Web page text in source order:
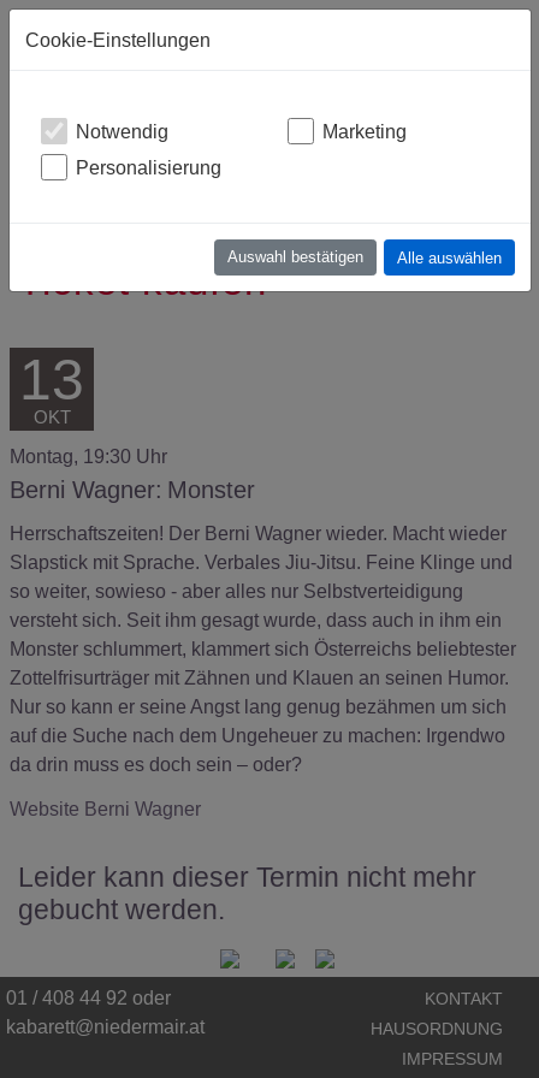
Ticket kaufen
13
OKT
Montag, 19:30 Uhr
Berni Wagner: Monster
Herrschaftszeiten! Der Berni Wagner wieder. Macht wieder
Slapstick mit Sprache. Verbales Jiu-Jitsu. Feine Klinge und
so weiter, sowieso - aber alles nur Selbstverteidigung
versteht sich. Seit ihm gesagt wurde, dass auch in ihm ein
Monster schlummert, klammert sich Österreichs beliebtester
Zottelfrisurträger mit Zähnen und Klauen an seinen Humor.
Nur so kann er seine Angst lang genug bezähmen um sich
auf die Suche nach dem Ungeheuer zu machen: Irgendwo
da drin muss es doch sein – oder?
Website Berni Wagner
Leider kann dieser Termin nicht mehr
gebucht werden.
01 / 408 44 92 oder
kabarett@niedermair.at
KONTAKT
HAUSORDNUNG
IMPRESSUM
Cookie-Einstellungen
Notwendig
Marketing
Personalisierung
Auswahl bestätigen Alle auswählen